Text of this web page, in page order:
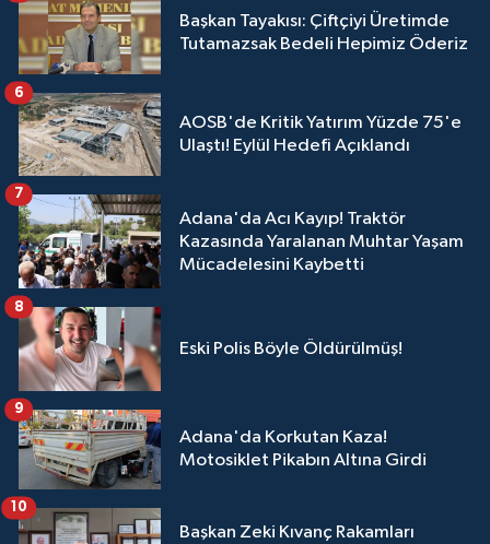
Başkan Tayakısı: Çiftçiyi Üretimde
Tutamazsak Bedeli Hepimiz Öderiz
AOSB'de Kritik Yatırım Yüzde 75'e
Ulaştı! Eylül Hedefi Açıklandı
6
Adana'da Acı Kayıp! Traktör
Kazasında Yaralanan Muhtar Yaşam
Mücadelesini Kaybetti
7
Eski Polis Böyle Öldürülmüş!
8
Adana'da Korkutan Kaza!
Motosiklet Pikabın Altına Girdi
9
Başkan Zeki Kıvanç Rakamları
10